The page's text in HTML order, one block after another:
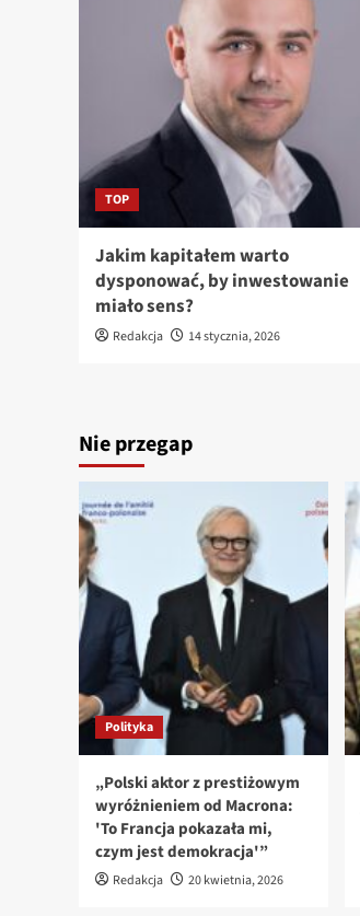
TOP
Jakim kapitałem warto
dysponować, by inwestowanie
miało sens?
Redakcja 14 stycznia, 2026
Nie przegap
Polityka
„Polski aktor z prestiżowym
wyróżnieniem od Macrona:
'To Francja pokazała mi,
czym jest demokracja'”
Redakcja 20 kwietnia, 2026